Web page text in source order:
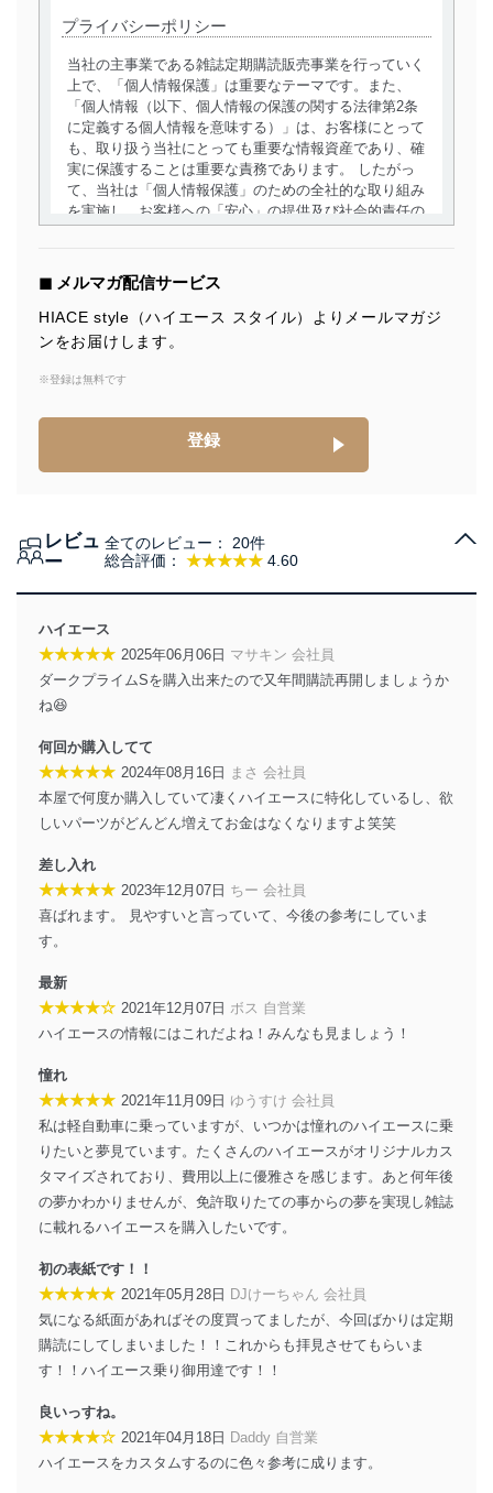
プライバシーポリシー
当社の主事業である雑誌定期購読販売事業を行っていく
上で、「個人情報保護」は重要なテーマです。また、
「個人情報（以下、個人情報の保護の関する法律第2条
に定義する個人情報を意味する）」は、お客様にとって
も、取り扱う当社にとっても重要な情報資産であり、確
実に保護することは重要な責務であります。 したがっ
て、当社は「個人情報保護」のための全社的な取り組み
を実施し、お客様への「安心」の提供及び社会的責任の
個人情報の取得・利用・提供について
当社は、個人情報の取得・利用・提供に際して、その利
用目的を明確にし、本人の同意を得たうえで利用目的の
達成に必要な範囲内で適法かつ公正な手段によって取
得・利用・提供を行います。また、当社が保有している
供・開示は行いません。当社においてはこれらの取り組
みを確実にするため、従業者等の教育を徹底してまいり
ます。また、目的外利用を行わないために、適切な管理
当社は、個人情報に関連する法令、国が定める指針及び
す。
個人情報の安全管理措置
施し、個人情報の漏えい、滅失またはき損の防止及び是
正に努めます。
アクセス制御
個人データを取り扱うことのできる機器及び当該
アクセス者の識別と認証
機器に標準装備されているユーザー制御機能（ユ
外部からの不正アクセス等の防止
個人データを取り扱う機器等のオペレーティング
ソフトウェア等を導入し、自動更新 機能等の活用
により、これを最新状態としています。
情報システムの使用に伴う漏洩等の防止
メール等により個人データの含まれるファイルを
送信する場合に、当該ファイルへのパスワードを
設定しています。
個人情報保護マネジメントシステムの継続的改善
当社は、内部監査及びマネジメントレビューの機会を通
じて、個人情報保護マネジメントシステムを継続的に改
善し、常に最良の状態を維持します。
貴殿の個人情報及び当社の個人情報保護マネジメントシ
ステムに関するご相談及び苦情については以下までご連
◼︎ メルマガ配信サービス
HIACE style（ハイエース スタイル）よりメールマガジ
ンをお届けします。
※登録は無料です
登録
レビュ
ー
総合評価： ★★★★★ 4.60
全てのレビュー： 20件
ハイエース
★★★★★ 2025年06月06日 マサキン 会社員
ダークプライムSを購入出来たので又年間購読再開しましょうか
ね😆
何回か購入してて
★★★★★ 2024年08月16日 まさ 会社員
本屋で何度か購入していて凄くハイエースに特化しているし、欲
しいパーツがどんどん増えてお金はなくなりますよ笑笑
差し入れ
★★★★★ 2023年12月07日 ちー 会社員
喜ばれます。 見やすいと言っていて、今後の参考にしていま
す。
最新
★★★★☆ 2021年12月07日 ボス 自営業
ハイエースの情報にはこれだよね！みんなも見ましょう！
憧れ
★★★★★ 2021年11月09日 ゆうすけ 会社員
私は軽自動車に乗っていますが、いつかは憧れのハイエースに乗
りたいと夢見ています。たくさんのハイエースがオリジナルカス
タマイズされており、費用以上に優雅さを感じます。あと何年後
の夢かわかりませんが、免許取りたての事からの夢を実現し雑誌
に載れるハイエースを購入したいです。
初の表紙です！！
★★★★★ 2021年05月28日 DJけーちゃん 会社員
気になる紙面があればその度買ってましたが、今回ばかりは定期
購読にしてしまいました！！これからも拝見させてもらいま
す！！ハイエース乗り御用達です！！
良いっすね。
★★★★☆ 2021年04月18日 Daddy 自営業
ハイエースをカスタムするのに色々参考に成ります。